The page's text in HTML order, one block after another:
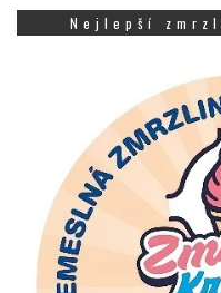
Nejlepší